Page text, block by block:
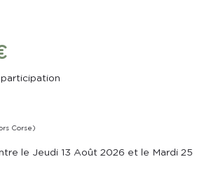
Corse)
le Jeudi 13 Août 2026 et le Mardi 25